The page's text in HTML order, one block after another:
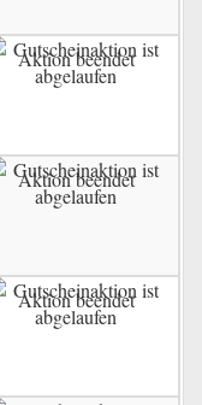
Aktion beendet
Aktion beendet
Aktion beendet